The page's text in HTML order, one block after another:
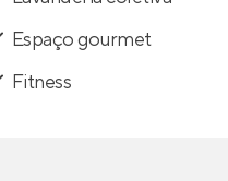
Espaço gourmet
Fitness